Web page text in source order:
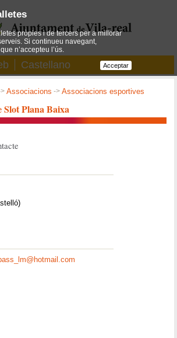
Castellano
>Associacions ->Associacions esportives
Slot Plana Baixa
pròpies i de tercers per a millorar
Si continueu navegant,
n’accepteu l’ús.
Acceptar